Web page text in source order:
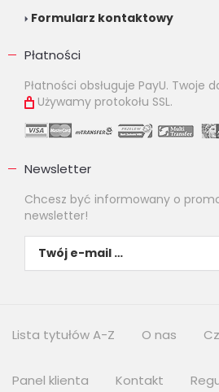
Formularz kontaktowy
Płatności
Płatności obsługuje PayU. Twoje
Używamy protokołu SSL.
Newsletter
Chcesz być informowany o
newsletter!
Lista tytułów A-Z O nas
Panel klienta Kontakt